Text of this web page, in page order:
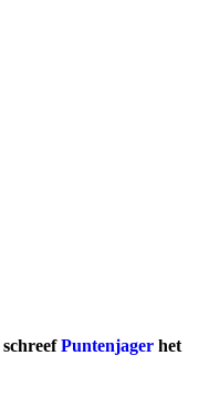
schreefPuntenjager het